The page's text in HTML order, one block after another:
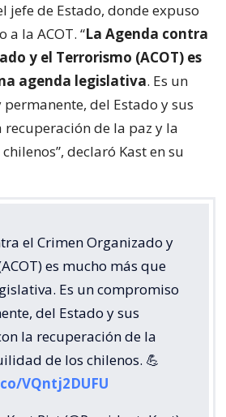
jefe de Estado, donde expuso
a la ACOT. “La Agenda contra
y el Terrorismo (ACOT) es
agenda legislativa. Es un
del Estado y sus
de la paz y la
declaró Kast en su
el Crimen Organizado y
es mucho más que
Es un compromiso
del Estado y sus
la recuperación de la
de los chilenos. 💪
VQntj2DUFU